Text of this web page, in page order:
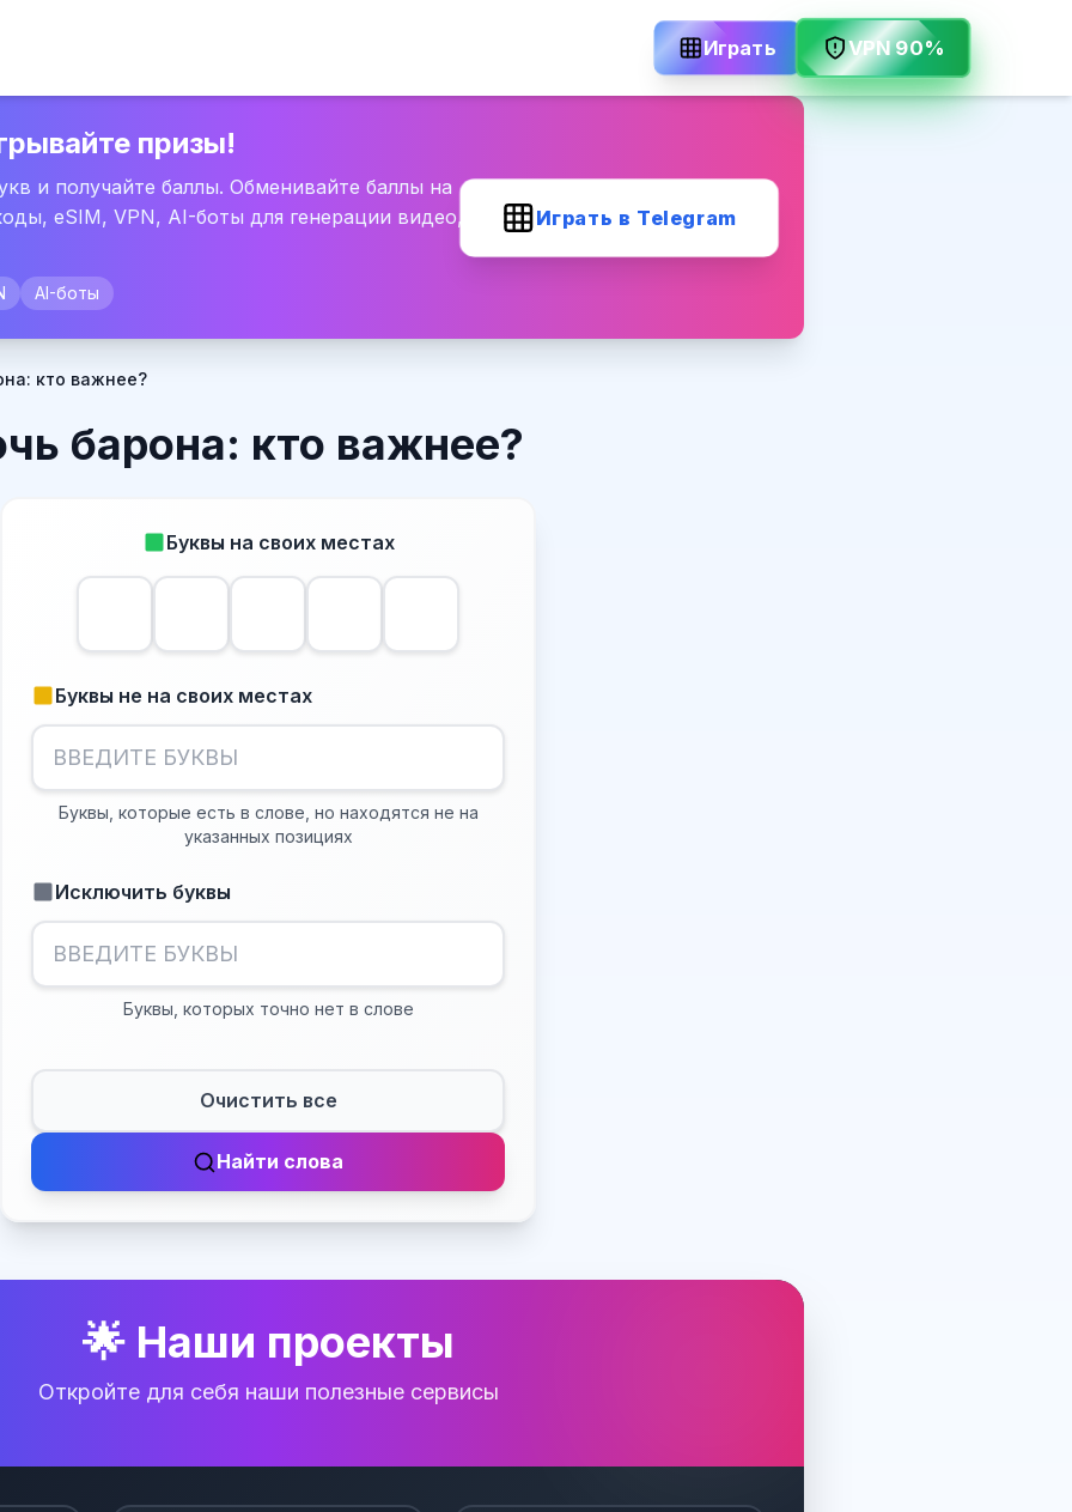
Играть VPN 90%
призы!
и получайте баллы. Обменивайте баллы на
eSIM, VPN, AI-боты для генерации видео,
AI-боты
Играть в Telegram
кто важнее?
барона: кто важнее?
Буквы на своих местах
Буквы не на своих местах
Буквы, которые есть в слове, но находятся не на
указанных позициях
Исключить буквы
Буквы, которых точно нет в слове
Очистить все
Найти слова
🌟 Наши проекты
Откройте для себя наши полезные сервисы